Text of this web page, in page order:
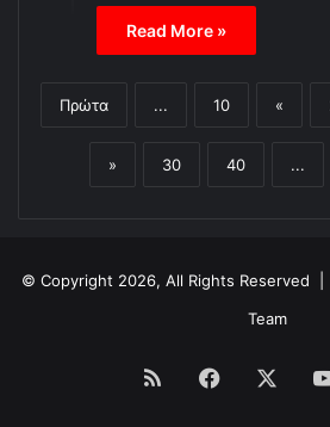
Read More »
Πρώτα ... 10 «
» 30 40 ...
© Copyright 2026, All Rights Reserved |
Team
RSS Facebook